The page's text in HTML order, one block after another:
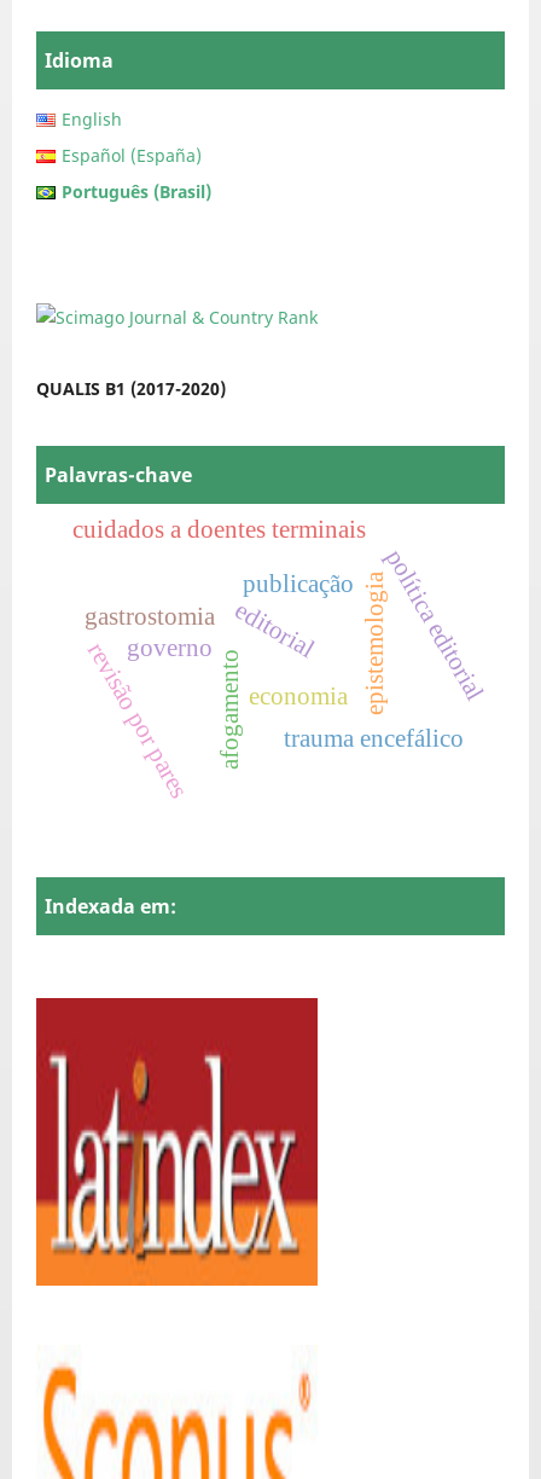
Idioma
English
Español (España)
Português (Brasil)
QUALIS B1 (2017-2020)
Palavras-chave
editorial
publicação
economia
governo epistemologia
revisão por pares
política editorial
gastrostomia
trauma encefálico
afogamento
cuidados a doentes terminais
Indexada em: